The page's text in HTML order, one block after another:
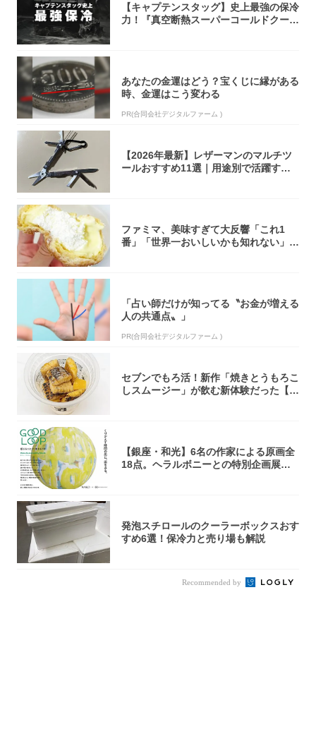
【キャプテンスタッグ】史上最強の保冷
力！『真空断熱スーパーコールドクーラ
あなたの金運はどう？宝くじに縁がある
時、金運はこう変わる
PR(合同会社デジタルファーム )
【2026年最新】レザーマンのマルチツ
ールおすすめ11選｜用途別で活躍する
ファミマ、美味すぎて大反響「これ1
番」「世界一おいしいかも知れない」
「占い師だけが知ってる〝お金が増える
人の共通点〟」
PR(合同会社デジタルファーム )
セブンでもろ活！新作「焼きとうもろこ
しスムージー」が飲む新体験だった【東
【銀座・和光】6名の作家による原画全
18点。ヘラルボニーとの特別企画展「G
発泡スチロールのクーラーボックスおす
すめ6選！保冷力と売り場も解説
Recommended by